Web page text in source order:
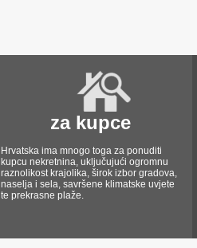
za kupce
Hrvatska ima mnogo toga za ponuditi
kupcu nekretnina, uključujući ogromnu
raznolikost krajolika, širok izbor gradova,
naselja i sela, savršene klimatske uvjete
te prekrasne plaže.